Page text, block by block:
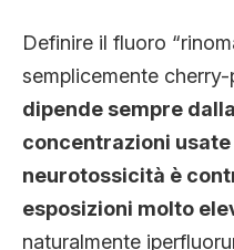
Definire il fluoro
semplicemente
dipende sempre
concentrazioni usate
neurotossicità è
esposizioni molto
naturalmente